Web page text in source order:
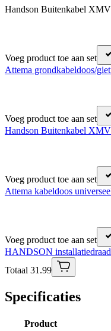
Handson Buitenkabel
Voeg product toe aan set
Attema grondkabeldoos/
Voeg product toe aan set
Handson Buitenkabel
Voeg product toe aan set
Attema kabeldoos
Voeg product toe aan set
HANDSON
Totaal 31.99
Specificaties
Product